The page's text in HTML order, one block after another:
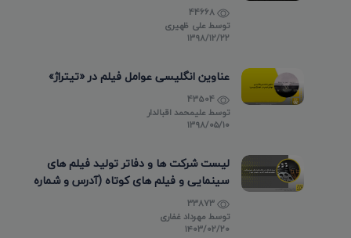
توسطعلی ظهیری
۱۳۹۸/۱۲/۲۲
عناوین انگلیسی عوامل فیلم در «تیتراژ»
توسطعلیمحمد اقبالدار
۱۳۹۸/۰۵/۱۰
لیست شرکت ها و دفاتر تولید فیلم های
سینمایی و فیلم های کوتاه (آدرس و شماره
تماس)
توسط مهرداد غفاری
۱۴۰۳/۰۲/۲۰